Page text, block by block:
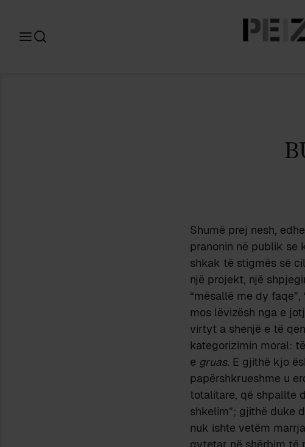
Shumë prej nesh,
pranonin në publik se
shkak të stigmës së
një projekt, një
“mësallë me dy
mos lëvizësh nga e
virtyt a shenjë e të
kategorizimin moral:
e gruas. E gjithë kjo
papërshkrueshme u
totalitare, që shpallte
shkelim”; gjithë duke
nuk ishte vetëm